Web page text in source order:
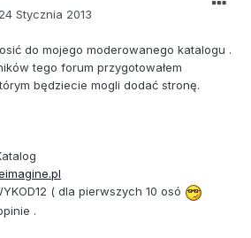
24 Stycznia 2013
do mojego moderowanego katalogu .
tego forum przygotowałem
będziecie mogli dodać stronę.
( dla pierwszych 10 osó
.